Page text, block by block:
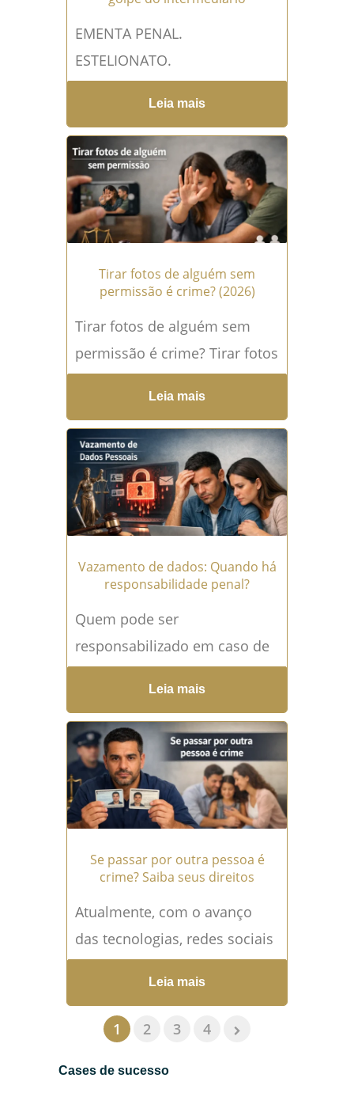
EMENTA PENAL.
ESTELIONATO.
MATERIALIDADE E AUTORIA
EVIDENCIADAS. RECURSO
POSTULANDO A ABSOLVIÇÃO.
APELO IMPROVIDO. Réu que
cede sua conta para a prática
do...Leia mais →
Leia mais
Tirar fotos de alguém sem
permissão é crime? (2026)
Tirar fotos de alguém sem
permissão é crime? Tirar fotos
de alguém é uma prática cada
vez mais comum na era
digital,...Leia mais →
Leia mais
Vazamento de dados: Quando há
responsabilidade penal?
Quem pode ser
responsabilizado em caso de
vazamento de dados? O
vazamento de dados é um
dos maiores desafios da era
digital...Leia mais →
Leia mais
Se passar por outra pessoa é
crime? Saiba seus direitos
Atualmente, com o avanço
das tecnologias, redes sociais
e formas de comunicação
digital, muitas pessoas se
deparam com situações em
que alguém...
Leia mais
1 2 3 4
Cases de sucesso